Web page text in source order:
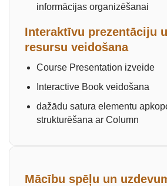
informācijas organizēšanai
Interaktīvu prezentāciju
resursu veidošana
Course Presentation izveide
Interactive Book veidošana
dažādu satura elementu
strukturēšana ar Column
Mācību spēļu un